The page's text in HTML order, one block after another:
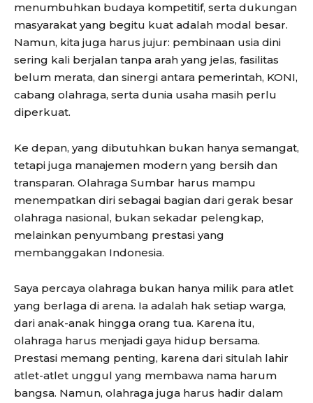
menumbuhkan budaya kompetitif, serta dukungan
masyarakat yang begitu kuat adalah modal besar.
Namun, kita juga harus jujur: pembinaan usia dini
sering kali berjalan tanpa arah yang jelas, fasilitas
belum merata, dan sinergi antara pemerintah, KONI,
cabang olahraga, serta dunia usaha masih perlu
diperkuat.
Ke depan, yang dibutuhkan bukan hanya semangat,
tetapi juga manajemen modern yang bersih dan
transparan. Olahraga Sumbar harus mampu
menempatkan diri sebagai bagian dari gerak besar
olahraga nasional, bukan sekadar pelengkap,
melainkan penyumbang prestasi yang
membanggakan Indonesia.
Saya percaya olahraga bukan hanya milik para atlet
yang berlaga di arena. Ia adalah hak setiap warga,
dari anak-anak hingga orang tua. Karena itu,
olahraga harus menjadi gaya hidup bersama.
Prestasi memang penting, karena dari situlah lahir
atlet-atlet unggul yang membawa nama harum
bangsa. Namun, olahraga juga harus hadir dalam